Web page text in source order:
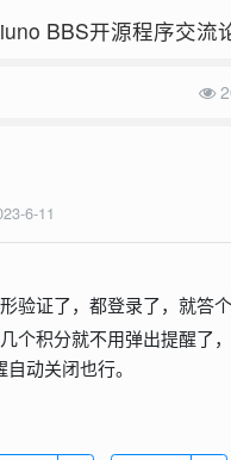
BBS开源程序交流
6-11
验证了，都登录了，就答个
个积分就不用弹出提醒了
动关闭也行。